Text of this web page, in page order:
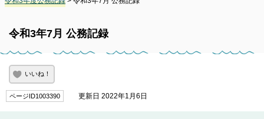
令和3年7月 公務記録
いいね！
ページID1003390 更新日 2022年1月6日